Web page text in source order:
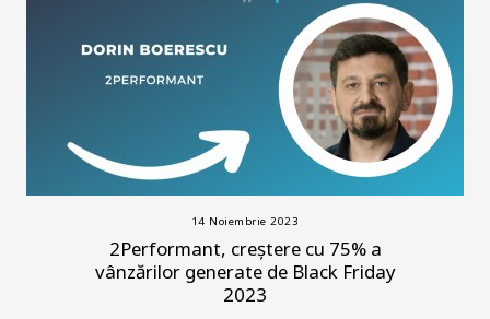
14 Noiembrie 2023
2Performant, creștere cu 75% a
vânzărilor generate de Black Friday
2023